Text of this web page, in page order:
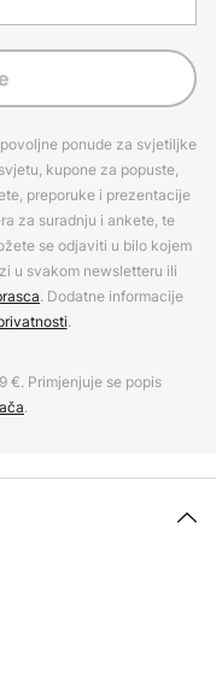
ponude za svjetiljke
kupone za popuste,
preporuke i prezentacije
za suradnju i ankete, te
se odjaviti u bilo kojem
u svakom newsletteru ili
. Dodatne informacije
.
€. Primjenjuje se popis
.